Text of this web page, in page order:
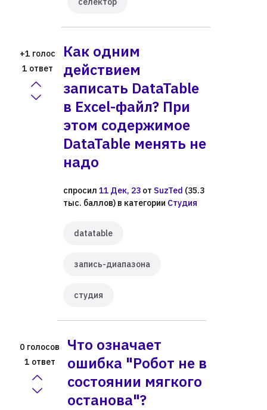
+1 голос
1 ответ
Как одним
действием
записать DataTable
в Excel-файл? При
этом содержимое
DataTable менять не
надо
спросил 11 Дек, 23 от SuzTed (35.3
тыс. баллов) в категории Студия
datatable
запись-диапазона
студия
0 голосов
1 ответ
Что означает
ошибка "Робот не в
состоянии мягкого
останова"?